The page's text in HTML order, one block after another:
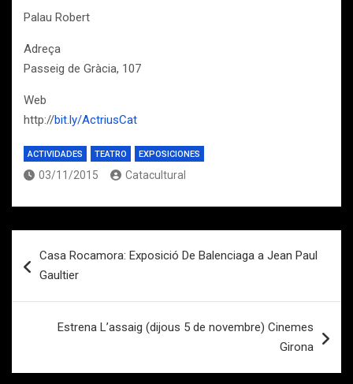
Palau Robert
Adreça
Passeig de Gràcia, 107
Web
http://bit.ly/ActriusCat
ACTIVIDADES TEATRO EXPOSICIONES
03/11/2015 Catacultural
de
Casa Rocamora: Exposició De Balenciaga a Jean Paul
Gaultier
Estrena L’assaig (dijous 5 de novembre) Cinemes
Girona